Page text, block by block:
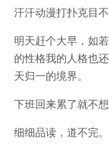
汗汗动漫打扑克目不
明天赶个大早，如
的性格我的人格也
天归一的境界。
下班回来累了就不想
细细品读，道不完。